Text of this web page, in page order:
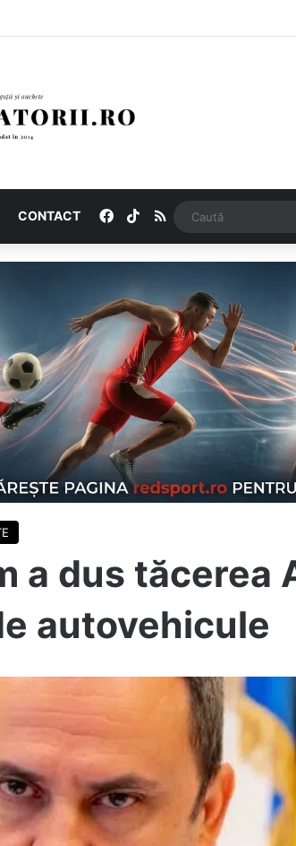
CONTACT Facebook
TikTokRSS
a dus tăcerea
autovehicule